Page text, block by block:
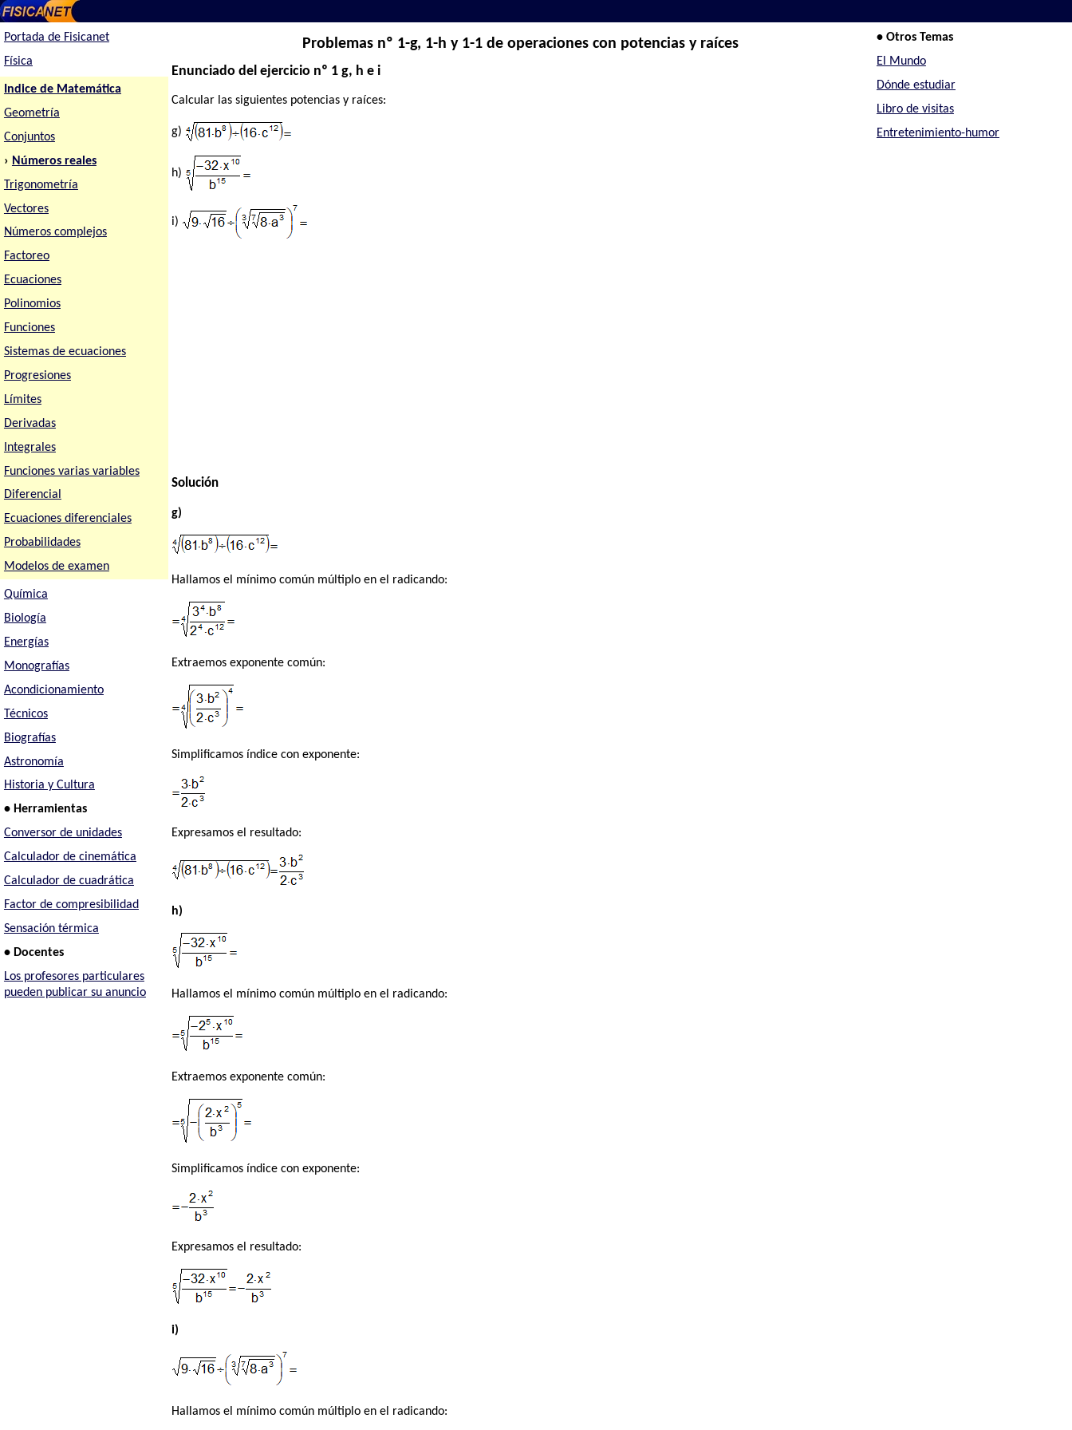
Portada de Fisicanet
Física
Indice de Matemática
Geometría
Conjuntos
› Números reales
Trigonometría
Vectores
Números complejos
Factoreo
Ecuaciones
Polinomios
Funciones
Sistemas de ecuaciones
Progresiones
Límites
Derivadas
Integrales
Funciones varias variables
Diferencial
Ecuaciones diferenciales
Probabilidades
Modelos de examen
Química
Biología
Energías
Monografías
Acondicionamiento
Técnicos
Biografías
Astronomía
Historia y Cultura
• Herramientas
Conversor de unidades
Calculador de cinemática
Calculador de cuadrática
Factor de compresibilidad
Sensación térmica
• Docentes
Los profesores particulares
pueden publicar su anuncio
Problemas nº 1-g, 1-h y 1-1 de operaciones con potencias y raíces
Enunciado del ejercicio nº 1 g, h e i
Calcular las siguientes potencias y raíces:
g)
h)
i)
Solución
g)
Hallamos el mínimo común múltiplo en el radicando:
Extraemos exponente común:
Simplificamos índice con exponente:
Expresamos el resultado:
h)
Hallamos el mínimo común múltiplo en el radicando:
Extraemos exponente común:
Simplificamos índice con exponente:
Expresamos el resultado:
i)
Hallamos el mínimo común múltiplo en el radicando:
• Otros Temas
El Mundo
Dónde estudiar
Libro de visitas
Entretenimiento-humor